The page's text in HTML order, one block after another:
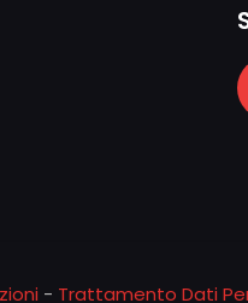
- Trattamento Dati